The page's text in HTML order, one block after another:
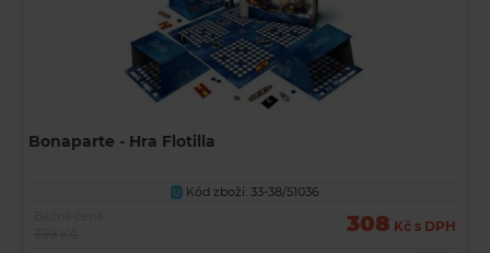
Bonaparte - Hra Flotilla
U
Kód zboží: 33-38/51036
308 Kč s DPH